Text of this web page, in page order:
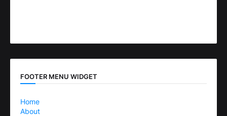
FOOTER MENU WIDGET
Home
About